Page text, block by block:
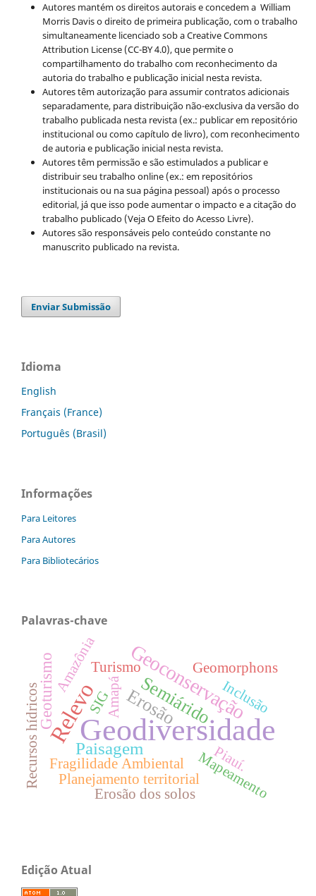
Autores mantém os direitos autorais e concedem a William
Morris Davis o direito de primeira publicação, com o trabalho
simultaneamente licenciado sob a Creative Commons
Attribution License (CC-BY 4.0), que permite o
compartilhamento do trabalho com reconhecimento da
autoria do trabalho e publicação inicial nesta revista.
Autores têm autorização para assumir contratos adicionais
separadamente, para distribuição não-exclusiva da versão do
trabalho publicada nesta revista (ex.: publicar em repositório
institucional ou como capítulo de livro), com reconhecimento
de autoria e publicação inicial nesta revista.
Autores têm permissão e são estimulados a publicar e
distribuir seu trabalho online (ex.: em repositórios
institucionais ou na sua página pessoal) após o processo
editorial, já que isso pode aumentar o impacto e a citação do
trabalho publicado (Veja O Efeito do Acesso Livre).
Autores são responsáveis pelo conteúdo constante no
manuscrito publicado na revista.
Enviar Submissão
Idioma
English
Français (France)
Português (Brasil)
Informações
Para Leitores
Para Autores
Para Bibliotecários
Palavras-chave
Geodiversidade
Relevo Geoconservação
Semiárido
Erosão
Paisagem
Geoturismo
Fragilidade Ambiental
Turismo
Planejamento territorialMapeamento
Geomorphons
Erosão dos solos
Amazônia
Amapá Inclusão
SIG
Recursos hídricos Piauí.
Edição Atual